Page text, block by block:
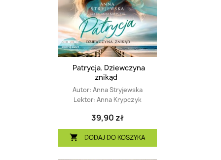
Patrycja. Dziewczyna
znikąd
Autor: Anna Stryjewska
Lektor: Anna Krypczyk
39,90 zł
 DODAJ DO KOSZYKA